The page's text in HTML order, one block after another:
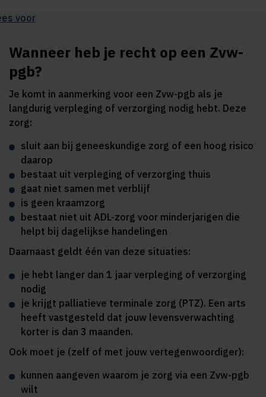
voor
Wanneer heb je recht op een Zvw-
pgb?
Je komt in aanmerking voor een Zvw-pgb als je
langdurig verpleging of verzorging nodig hebt. Deze
zorg:
sluit aan bij geneeskundige zorg of een hoog risico
daarop
bestaat uit verpleging of verzorging thuis
gaat niet samen met verblijf
is geen kraamzorg
bestaat niet uit ADL-zorg voor minderjarigen die
helpt bij dagelijkse handelingen
Daarnaast geldt één van deze situaties:
je hebt langer dan 1 jaar verpleging of verzorging
nodig
je krijgt palliatieve terminale zorg (PTZ). Een arts
heeft vastgesteld dat jouw levensverwachting
korter is dan 3 maanden.
Ook moet je (zelf of met jouw vertegenwoordiger):
kunnen aangeven waarom je zorg via een Zvw-pgb
wilt